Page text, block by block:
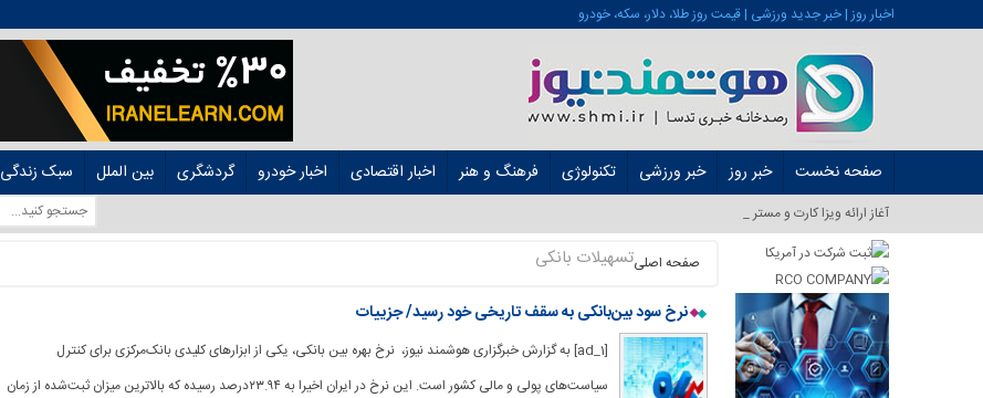
اخبار روز | خبر جدید ورزشی | قیمت روز طلا، دلار، سکه، خودرو
صفحه نخست خبر روز خبر ورزشی تکنولوژی فرهنگ و هنر اخبار اقتصادی اخبار خودرو گردشگری بین الملل سبک زندگی
آغاز ارائه ویزا کارت و مستر کارت در ایرا_
صفحه اصلیتسهیلات بانکی
نرخ سود بین‌بانکی به سقف تاریخی خود رسید/ جزییات
[ad_1] به گزارش خبرگزاری هوشمند نیوز، نرخ بهره بین بانکی، یکی از ابزارهای کلیدی بانک‌مرکزی برای کنترل
سیاست‌های پولی و مالی کشور است. این نرخ در ایران اخیرا به ۲۳.۹۴‌درصد رسیده که بالاترین میزان ثبت‌شده از زمان